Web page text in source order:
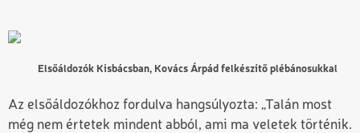
Elsőáldozók Kisbácsban, Kovács Árpád felkészítő plébánosukkal
Az elsőáldozókhoz fordulva hangsúlyozta: „Talán most
még nem értetek mindent abból, ami ma veletek történik.